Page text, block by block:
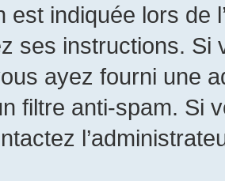
est indiquée lors de
ses instructions. Si
ayez fourni une
filtre anti-spam. Si